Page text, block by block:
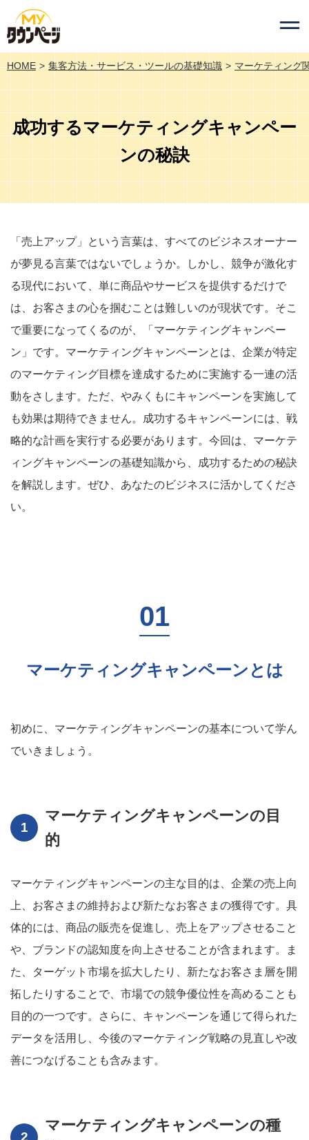
HOME 集客方法・サービス・ツールの基礎知識 マーケティング
成功するマーケティングキャンペー
ンの秘訣
「売上アップ」という言葉は、すべてのビジネスオーナー
が夢見る言葉ではないでしょうか。しかし、競争が激化す
る現代において、単に商品やサービスを提供するだけで
は、お客さまの心を掴むことは難しいのが現状です。そこ
で重要になってくるのが、「マーケティングキャンペー
ン」です。マーケティングキャンペーンとは、企業が特定
のマーケティング目標を達成するために実施する一連の活
動をさします。ただ、やみくもにキャンペーンを実施して
も効果は期待できません。成功するキャンペーンには、戦
略的な計画を実行する必要があります。今回は、マーケテ
ィングキャンペーンの基礎知識から、成功するための秘訣
を解説します。ぜひ、あなたのビジネスに活かしてくださ
い。
マーケティングキャンペーンとは
初めに、マーケティングキャンペーンの基本について学ん
でいきましょう。
マーケティングキャンペーンの目
的
マーケティングキャンペーンの主な目的は、企業の売上向
上、お客さまの維持および新たなお客さまの獲得です。具
体的には、商品の販売を促進し、売上をアップさせること
や、ブランドの認知度を向上させることが含まれます。ま
た、ターゲット市場を拡大したり、新たなお客さま層を開
拓したりすることで、市場での競争優位性を高めることも
目的の一つです。さらに、キャンペーンを通じて得られた
データを活用し、今後のマーケティング戦略の見直しや改
善につなげることも含みます。
マーケティングキャンペーンの種